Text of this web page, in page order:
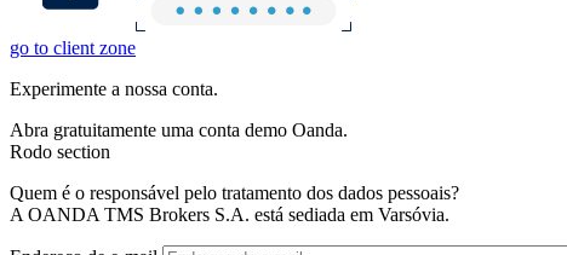
go to client zone
Experimente a nossa conta.
Abra gratuitamente uma conta demo Oanda.
Rodo section
Quem é o responsável pelo tratamento dos dados pessoais?
A OANDA TMS Brokers S.A. está sediada em Varsóvia.